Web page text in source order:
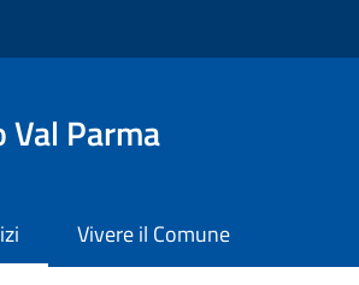
Val Parma
Vivere il Comune